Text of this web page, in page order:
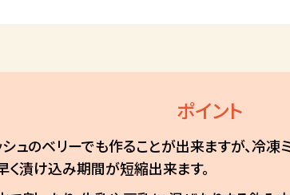
ポイント
シュのベリーでも作ることが出来ますが、冷
く漬け込み期間が短縮出来ます。